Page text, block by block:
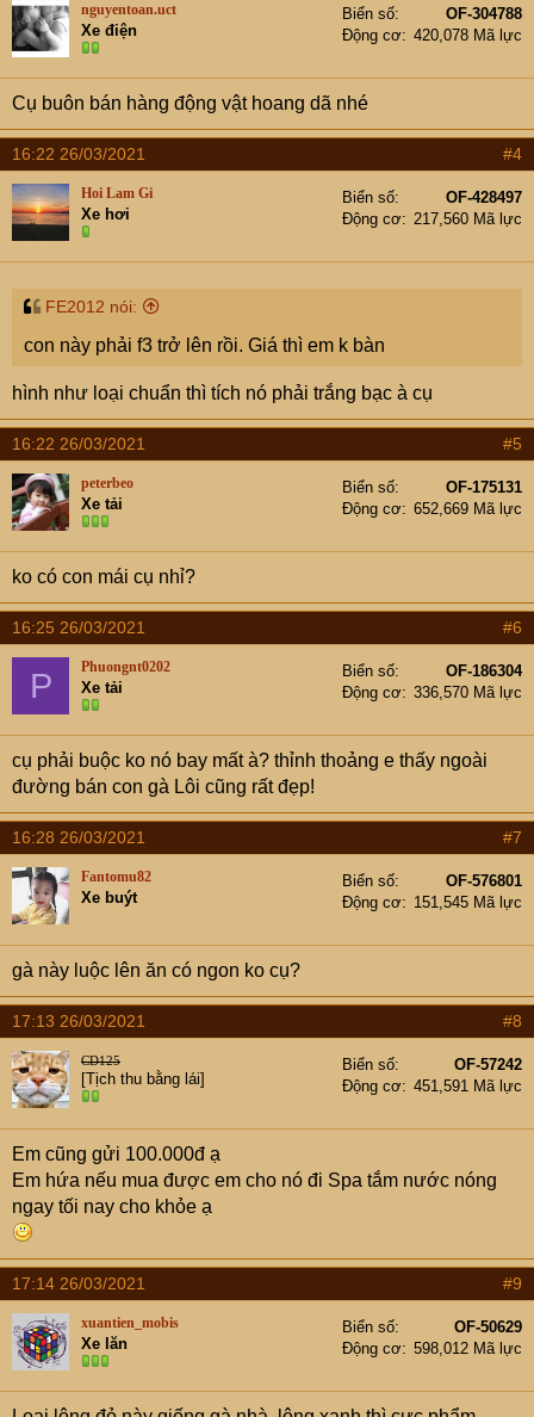
nguyentoan.uct
Xe điện
Biển số
OF-304788
Động cơ
420,078 Mã lực
Cụ buôn bán hàng động vật hoang dã nhé
16:22 26/03/2021 #4
Hoi Lam Gi
Xe hơi
Biển số
OF-428497
Động cơ
217,560 Mã lực
FE2012 nói:
con này phải f3 trở lên rồi. Giá thì em k bàn
hình như loại chuẩn thì tích nó phải trắng bạc à cụ
16:22 26/03/2021 #5
peterbeo
Xe tải
Biển số
OF-175131
Động cơ
652,669 Mã lực
ko có con mái cụ nhỉ?
16:25 26/03/2021 #6
P Phuongnt0202
Xe tải
Biển số
OF-186304
Động cơ
336,570 Mã lực
cụ phải buộc ko nó bay mất à? thỉnh thoảng e thấy ngoài
đường bán con gà Lôi cũng rất đẹp!
16:28 26/03/2021 #7
Fantomu82
Xe buýt
Biển số
OF-576801
Động cơ
151,545 Mã lực
gà này luộc lên ăn có ngon ko cụ?
17:13 26/03/2021 #8
CD125
[Tịch thu bằng lái]
Biển số
OF-57242
Động cơ
451,591 Mã lực
Em cũng gửi 100.000đ ạ
Em hứa nếu mua được em cho nó đi Spa tắm nước nóng
ngay tối nay cho khỏe ạ
17:14 26/03/2021 #9
xuantien_mobis
Xe lăn
Biển số
OF-50629
Động cơ
598,012 Mã lực